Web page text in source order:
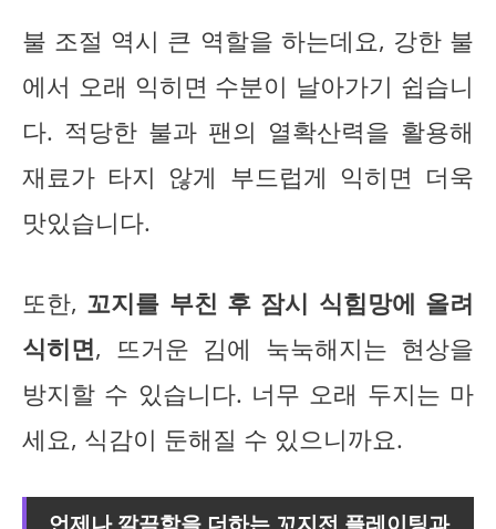
불 조절 역시 큰 역할을 하는데요, 강한 불
에서 오래 익히면 수분이 날아가기 쉽습니
다. 적당한 불과 팬의 열확산력을 활용해
재료가 타지 않게 부드럽게 익히면 더욱
맛있습니다.
또한, 꼬지를 부친 후 잠시 식힘망에 올려
식히면, 뜨거운 김에 눅눅해지는 현상을
방지할 수 있습니다. 너무 오래 두지는 마
세요, 식감이 둔해질 수 있으니까요.
언제나 깔끔함을 더하는 꼬지전 플레이팅과